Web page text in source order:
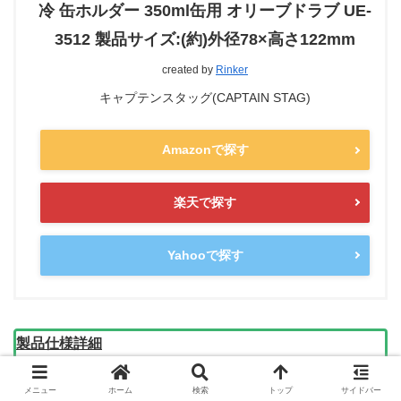
冷 缶ホルダー 350ml缶用 オリーブドラブ UE-
3512 製品サイズ:(約)外径78×高さ122mm
created by Rinker
キャプテンスタッグ(CAPTAIN STAG)
Amazonで探す
楽天で探す
Yahooで探す
製品仕様詳細
適合缶：350ml缶
メニュー ホーム 検索 トップ サイドバー